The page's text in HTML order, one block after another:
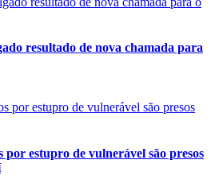
resultado de nova chamada para
por estupro de vulnerável são presos